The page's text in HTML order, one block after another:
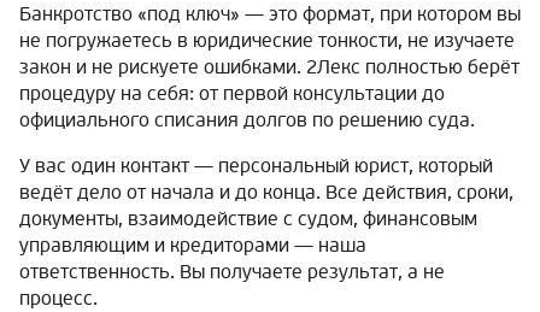
Банкротство «под ключ» — это формат, при котором вы
не погружаетесь в юридические тонкости, не изучаете
закон и не рискуете ошибками. 2Лекс полностью берёт
процедуру на себя: от первой консультации до
официального списания долгов по решению суда.
У вас один контакт — персональный юрист, который
ведёт дело от начала и до конца. Все действия, сроки,
документы, взаимодействие с судом, финансовым
управляющим и кредиторами — наша
ответственность. Вы получаете результат, а не
процесс.